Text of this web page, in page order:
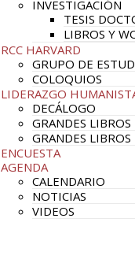
INVESTIGACIÓN
TESIS
LIBROS Y
RCC HARVARD
GRUPO DE
COLOQUIOS
LIDERAZGO
DECÁLOGO
GRANDES
GRANDES
ENCUESTA
AGENDA
CALENDARIO
NOTICIAS
VIDEOS